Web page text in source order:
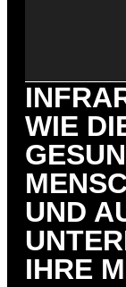
WIE
UND
IHRE